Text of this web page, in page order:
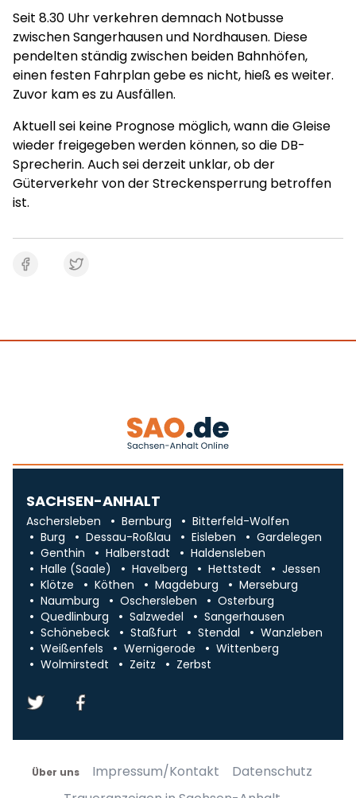
Seit 8.30 Uhr verkehren demnach Notbusse
zwischen Sangerhausen und Nordhausen. Diese
pendelten ständig zwischen beiden Bahnhöfen,
einen festen Fahrplan gebe es nicht, hieß es weiter.
Zuvor kam es zu Ausfällen.
Aktuell sei keine Prognose möglich, wann die Gleise
wieder freigegeben werden können, so die DB-
Sprecherin. Auch sei derzeit unklar, ob der
Güterverkehr von der Streckensperrung betroffen
ist.
SACHSEN-ANHALT
Aschersleben Bernburg
Bitterfeld-Wolfen
Burg
Dessau-Roßlau Eisleben
Gardelegen
Genthin
Halberstadt
Haldensleben
Halle (Saale)
Havelberg Hettstedt
Jessen
Klötze
Köthen Magdeburg
Merseburg
Naumburg
Oschersleben
Osterburg
Quedlinburg
Salzwedel
Sangerhausen
Schönebeck
Staßfurt Stendal
Wanzleben
Weißenfels
Wernigerode
Wittenberg
Wolmirstedt
Zeitz Zerbst
Über uns Impressum/Kontakt
Datenschutz